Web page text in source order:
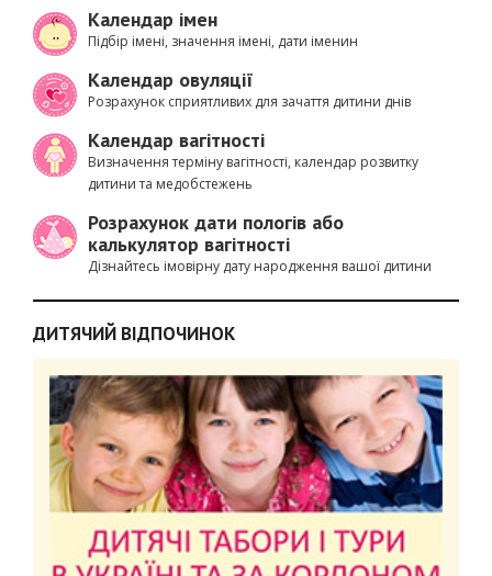
Календар імен
Підбір імені, значення імені, дати іменин
Календар овуляції
Розрахунок сприятливих для зачаття дитини днів
Календар вагітності
Визначення терміну вагітності, календар розвитку
дитини та медобстежень
Розрахунок дати пологів або
калькулятор вагітності
Дізнайтесь імовірну дату народження вашої дитини
ДИТЯЧИЙ ВІДПОЧИНОК